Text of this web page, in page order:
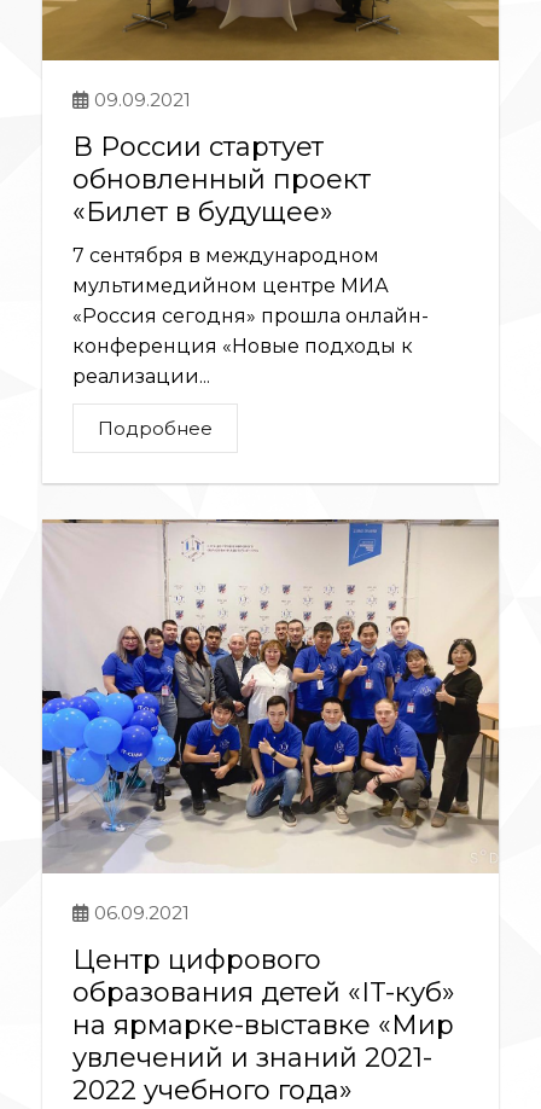
09.09.2021
В России стартует
обновленный проект
«Билет в будущее»
7 сентября в международном
мультимедийном центре МИА
«Россия сегодня» прошла онлайн-
конференция «Новые подходы к
реализации...
Подробнее
06.09.2021
Центр цифрового
образования детей «IT-куб»
на ярмарке-выставке «Мир
увлечений и знаний 2021-
2022 учебного года»